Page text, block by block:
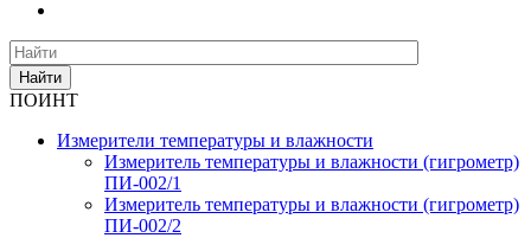
Найти
ПОИНТ
Измерители температуры и влажности
Измеритель температуры и влажности (гигрометр)
ПИ-002/1
Измеритель температуры и влажности (гигрометр)
ПИ-002/2